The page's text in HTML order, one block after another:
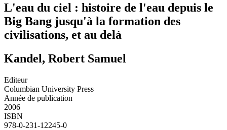
L'eau du ciel : histoire de l'eau depuis le
Big Bang jusqu'à la formation des
civilisations, et au delà
Kandel, Robert Samuel
Editeur
Columbian University Press
Année de publication
2006
ISBN
978-0-231-12245-0